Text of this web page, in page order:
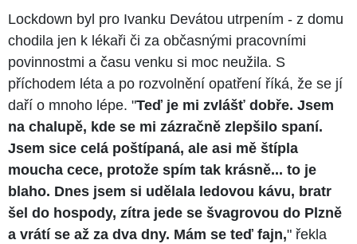
Lockdown byl pro Ivanku Devátou utrpením - z domu
chodila jen k lékaři či za občasnými pracovními
povinnostmi a času venku si moc neužila. S
příchodem léta a po rozvolnění opatření říká, že se jí
daří o mnoho lépe. "Teď je mi zvlášť dobře. Jsem
na chalupě, kde se mi zázračně zlepšilo spaní.
Jsem sice celá poštípaná, ale asi mě štípla
moucha cece, protože spím tak krásně... to je
blaho. Dnes jsem si udělala ledovou kávu, bratr
šel do hospody, zítra jede se švagrovou do Plzně
a vrátí se až za dva dny. Mám se teď fajn," řekla